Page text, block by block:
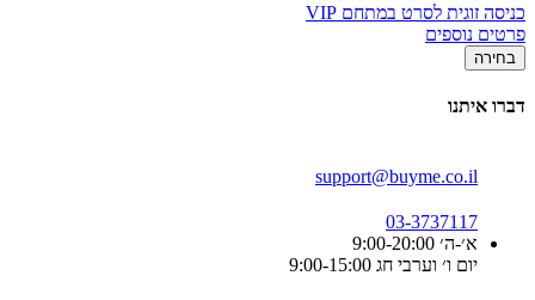
כניסה זוגית לסרט במתחם VIP
פרטים נוספים
בחירה
דברו איתנו
support@buyme.co.il
03-3737117
א׳-ה׳ 9:00-20:00
יום ו׳ וערבי חג 9:00-15:00